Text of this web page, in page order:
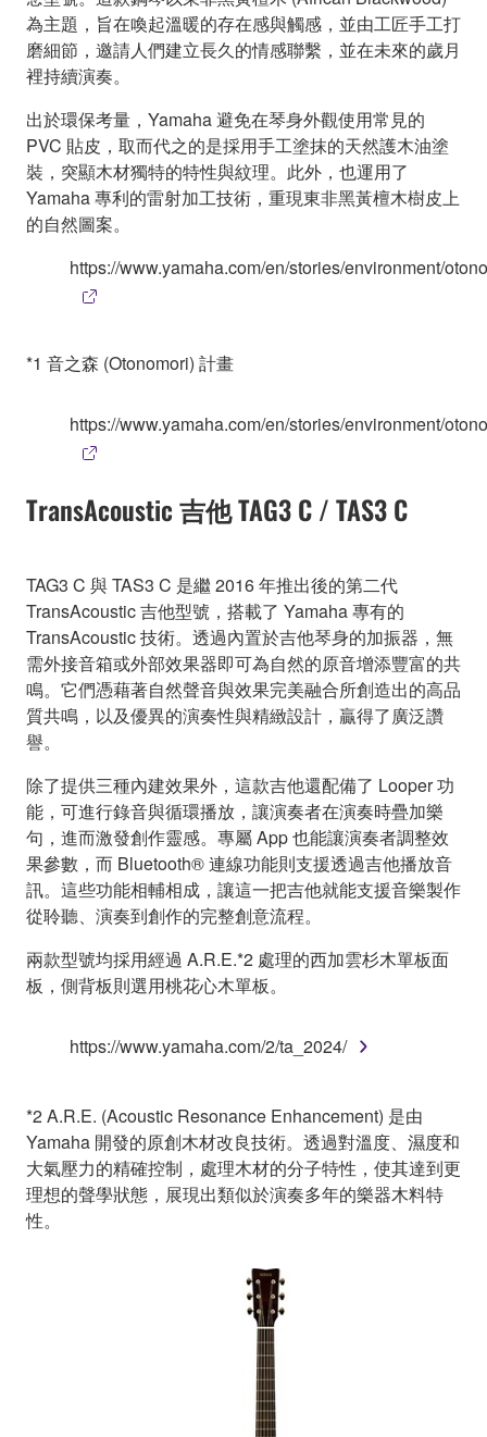
為主題，旨在喚起溫暖的存在感與觸感，並由工匠手工打
磨細節，邀請人們建立長久的情感聯繫，並在未來的歲月
裡持續演奏。
出於環保考量，Yamaha 避免在琴身外觀使用常見的
PVC 貼皮，取而代之的是採用手工塗抹的天然護木油塗
裝，突顯木材獨特的特性與紋理。此外，也運用了
Yamaha 專利的雷射加工技術，重現東非黑黃檀木樹皮上
的自然圖案。
https://www.yamaha.com/en/stories/environment/
*1 音之森 (Otonomori) 計畫
https://www.yamaha.com/en/stories/environment/
TransAcoustic 吉他 TAG3 C / TAS3 C
TAG3 C 與 TAS3 C 是繼 2016 年推出後的第二代
TransAcoustic 吉他型號，搭載了 Yamaha 專有的
TransAcoustic 技術。透過內置於吉他琴身的加振器，無
需外接音箱或外部效果器即可為自然的原音增添豐富的共
鳴。它們憑藉著自然聲音與效果完美融合所創造出的高品
質共鳴，以及優異的演奏性與精緻設計，贏得了廣泛讚
譽。
除了提供三種內建效果外，這款吉他還配備了 Looper 功
能，可進行錄音與循環播放，讓演奏者在演奏時疊加樂
句，進而激發創作靈感。專屬 App 也能讓演奏者調整效
果參數，而 Bluetooth® 連線功能則支援透過吉他播放音
訊。這些功能相輔相成，讓這一把吉他就能支援音樂製作
從聆聽、演奏到創作的完整創意流程。
兩款型號均採用經過 A.R.E.*2 處理的西加雲杉木單板面
板，側背板則選用桃花心木單板。
https://www.yamaha.com/2/ta_2024/
*2 A.R.E. (Acoustic Resonance Enhancement) 是由
Yamaha 開發的原創木材改良技術。透過對溫度、濕度和
大氣壓力的精確控制，處理木材的分子特性，使其達到更
理想的聲學狀態，展現出類似於演奏多年的樂器木料特
性。